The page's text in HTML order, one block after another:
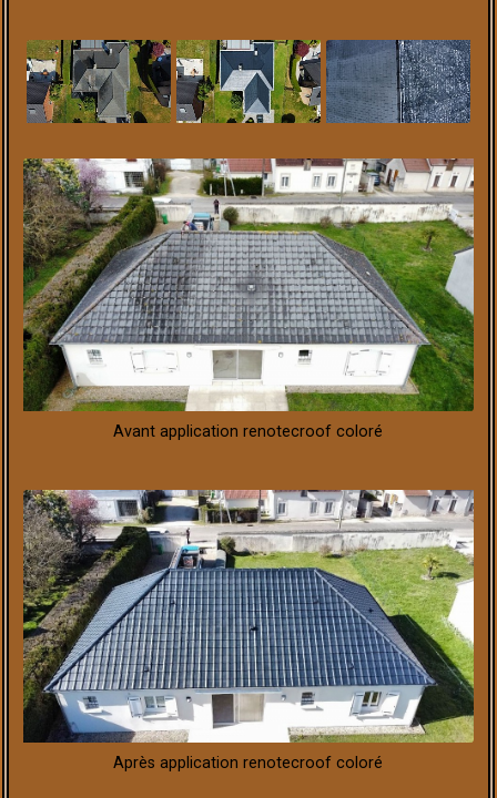
Avant application renotecroof coloré
Après application renotecroof coloré